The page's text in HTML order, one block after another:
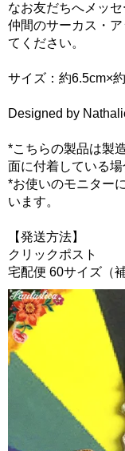
なお友だちへメッ
仲間のサーカス・
てください。
サイズ：約6.5cm×
Designed by
*こちらの製品は製
面に付着している場
*お使いのモニター
います。
【発送方法】
クリックポスト
宅配便 60サイズ（